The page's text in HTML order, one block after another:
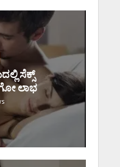
ಸೆಕ್ಸ್‌
ಲಾಭ